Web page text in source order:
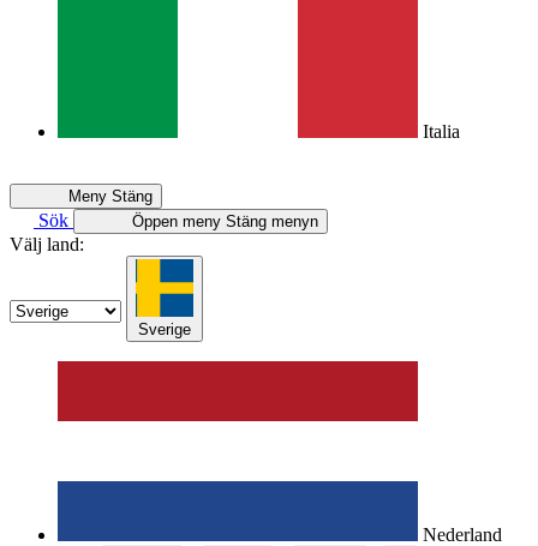
Italia
Meny Stäng
Sök Öppen meny Stäng menyn
Välj land:
Sverige
Nederland